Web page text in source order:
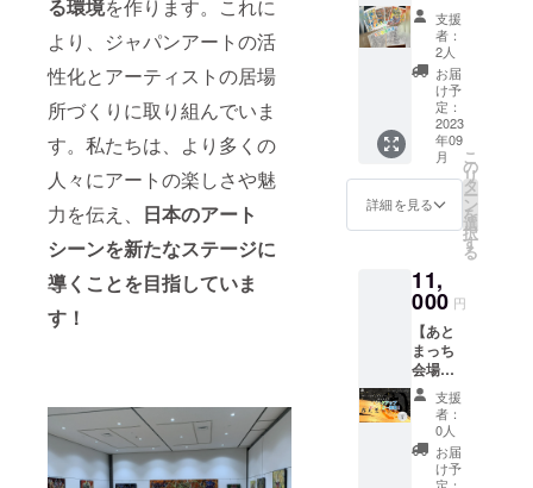
る環境を作ります。これに
より、ジャパンアートの活
性化とアーティストの居場
所づくりに取り組んでいま
す。私たちは、より多くの
人々にアートの楽しさや魅
力を伝え、 日本のアート
シーンを新たなステージに
導くことを目指していま
す！
１ヶ月
翌日か
らギャ
ラリー
として
貸出可
能とな
りま
す。 会
期終了
時に
メッ
まっち
のご案
内をさ
せてい
ただき
ます。
※定員は
ござい
ません
ポスト
カード3
枚と直
筆色紙
原画1
点】 お
礼の
メッ
セージ
お手紙
と黒木
拓実作
品によ
トカー
ド3枚
（ラン
ダムに
なりま
す）と
直筆色
紙原画
（135㎜
×120
㎜）1点
支援
者：
2人
お届
け予
定：
2023
年09
月
詳細を見る
こ
の
リ
タ
ー
ン
を
選
択
す
る
11,
000 円
【あと
まっち
会場様
Plan！
あと
まっち
内での
ピック
アップ
支援
者：
0人
お届
け予
定：